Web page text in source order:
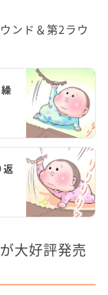
ンド＆第2ラウ
返
大好評発売